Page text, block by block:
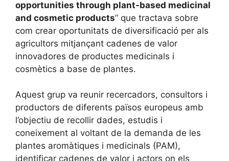
opportunities through plant-based medicinal
and cosmetic products” que tractava sobre
com crear oportunitats de diversificació per als
agricultors mitjançant cadenes de valor
innovadores de productes medicinals i
cosmètics a base de plantes.
Aquest grup va reunir recercadors, consultors i
productors de diferents països europeus amb
l’objectiu de recollir dades, estudis i
coneixement al voltant de la demanda de les
plantes aromàtiques i medicinals (PAM),
identificar cadenes de valor i actors on els